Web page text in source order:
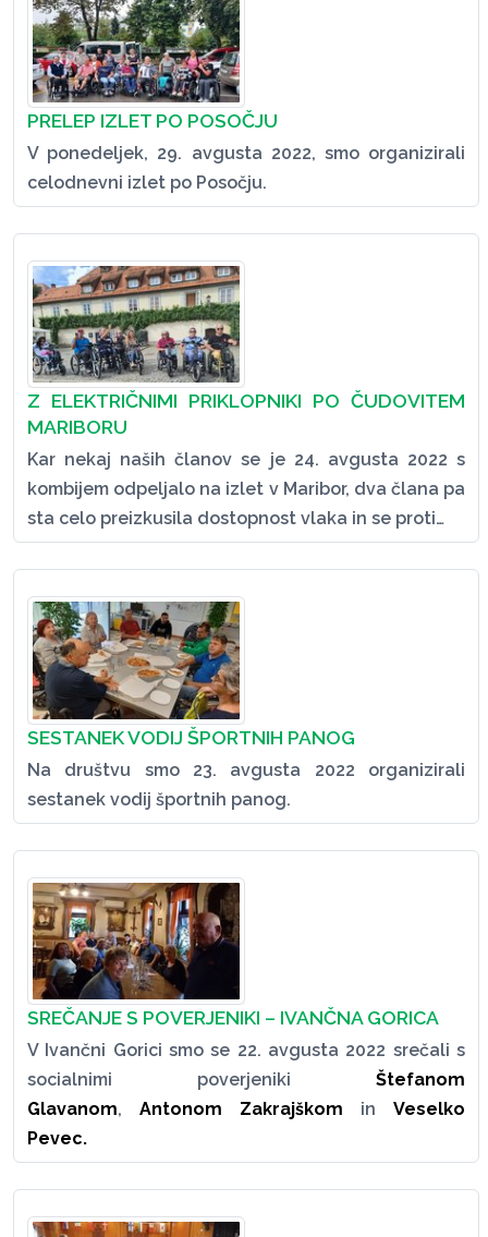
PRELEP IZLET PO POSOČJU
V ponedeljek, 29. avgusta 2022, smo organizirali
celodnevni izlet po Posočju.
Z ELEKTRIČNIMI PRIKLOPNIKI PO ČUDOVITEM
MARIBORU
Kar nekaj naših članov se je 24. avgusta 2022 s
kombijem odpeljalo na izlet v Maribor, dva člana pa
sta celo preizkusila dostopnost vlaka in se proti…
SESTANEK VODIJ ŠPORTNIH PANOG
Na društvu smo 23. avgusta 2022 organizirali
sestanek vodij športnih panog.
SREČANJE S POVERJENIKI – IVANČNA GORICA
V Ivančni Gorici smo se 22. avgusta 2022 srečali s
socialnimi poverjeniki Štefanom
Glavanom, Antonom Zakrajškom in Veselko
Pevec.